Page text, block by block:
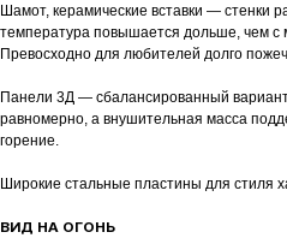
Шамот, керамические вставки — стенки
температура повышается дольше, чем
Превосходно для любителей долго
Панели 3Д — сбалансированный
равномерно, а внушительная масса
горение.
Широкие стальные пластины для стиля
ВИД НА ОГОНЬ